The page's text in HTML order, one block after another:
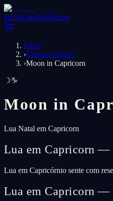
InícioLojaBlogEntrar
Início
›Lua nos Signos
›Moon in Capricorn
☽♑
Moon in
Lua Natal em Capricorn
Lua em Capricorn —
Lua em Capricórnio sente com
Lua em Capricorn —